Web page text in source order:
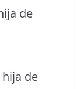
de
hija de